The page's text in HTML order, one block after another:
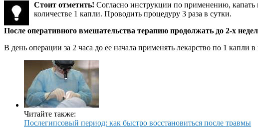
Стоит отметить! Согласно инструкции по применению, капать
количестве 1 капли. Проводить процедуру 3 раза в сутки.
После оперативного вмешательства терапию продолжать до 2-х
В день операции за 2 часа до ее начала применять лекарство по 1 капли
Читайте также:
Послегипсовый период: как быстро восстановиться после травмы